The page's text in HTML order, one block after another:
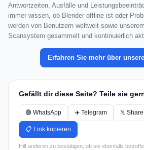
Antwortzeiten, Ausfälle und
immer wissen, ob Blender offline ist oder
werden von Benutzern weltweit sowie
Scansystem gesammelt und kontinuierlich
Erfahren Sie mehr über
Gefällt dir diese Seite? Teile sie
🟢 WhatsApp ✈️ Telegram 𝕏 Share
📋 Link kopieren
Hilf anderen zu bestätigen, ob sie ebenfalls